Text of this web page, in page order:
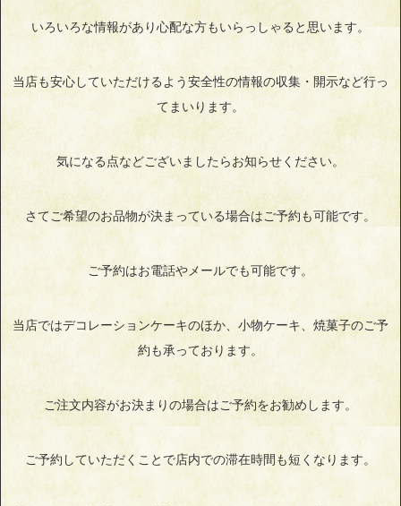
いろいろな情報があり心配な方もいらっしゃると思います。
当店も安心していただけるよう安全性の情報の収集・開示など行っ
てまいります。
気になる点などございましたらお知らせください。
さてご希望のお品物が決まっている場合はご予約も可能です。
ご予約はお電話やメールでも可能です。
当店ではデコレーションケーキのほか、小物ケーキ、焼菓子のご予
約も承っております。
ご注文内容がお決まりの場合はご予約をお勧めします。
ご予約していただくことで店内での滞在時間も短くなります。